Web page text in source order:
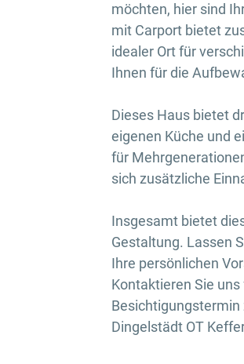
möchten, hier sind
mit Carport bietet
idealer Ort für
Ihnen für die
Dieses Haus bietet
eigenen Küche und
für
sich zusätzliche
Insgesamt bietet
Gestaltung. Lassen
Ihre persönlichen
Kontaktieren Sie
Besichtigungstermin
Dingelstädt OT